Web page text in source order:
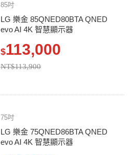
85吋
LG 樂金 85QNED80BTA QNED
evo AI 4K 智慧顯示器
$113,000
NT$113,900
75吋
LG 樂金 75QNED86BTA QNED
evo AI 4K 智慧顯示器